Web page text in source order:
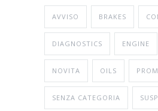
AVVISO BRAKES
DIAGNOSTICS ENGINE
NOVITA OILS
SENZA CATEGORIA